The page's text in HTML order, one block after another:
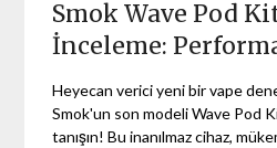
Smok Wave Pod
İnceleme:
Heyecan verici yeni bir vape
Smok'un son modeli Wave Pod
tanışın! Bu inanılmaz cihaz,